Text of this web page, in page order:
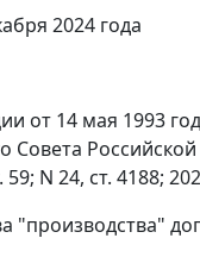
2024 года
от 14 мая 1993
N 24, ст. 4188;
"производства"